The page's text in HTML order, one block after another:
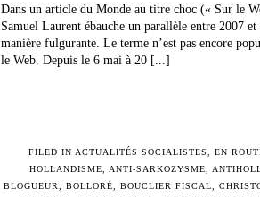
Dans un article du Monde au titre choc (« Sur le
Samuel Laurent ébauche un parallèle entre 2007
manière fulgurante. Le terme n’est pas encore
le Web. Depuis le 6 mai à 20 [...]
FILED IN ACTUALITÉS SOCIALISTES ,EN
HOLLANDISME
ANTI-SARKOZYSME
BLOGUEUR
BOLLORÉ BOUCLIER FISCAL